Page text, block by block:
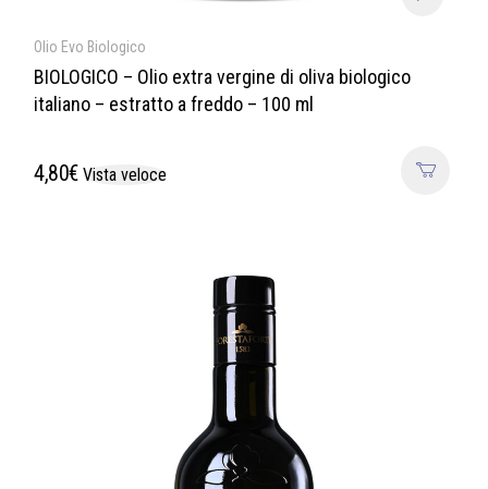
Olio Evo Biologico
BIOLOGICO – Olio extra vergine di oliva biologico
italiano – estratto a freddo – 100 ml
4,80€ Vista veloce